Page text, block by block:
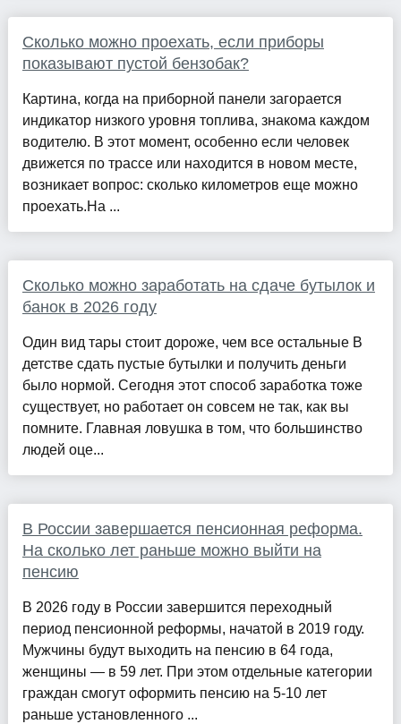
Сколько можно проехать, если приборы
показывают пустой бензобак?
Картина, когда на приборной панели загорается
индикатор низкого уровня топлива, знакома каждом
водителю. В этот момент, особенно если человек
движется по трассе или находится в новом месте,
возникает вопрос: сколько километров еще можно
проехать.На ...
Сколько можно заработать на сдаче бутылок и
банок в 2026 году
Один вид тары стоит дороже, чем все остальные В
детстве сдать пустые бутылки и получить деньги
было нормой. Сегодня этот способ заработка тоже
существует, но работает он совсем не так, как вы
помните. Главная ловушка в том, что большинство
людей оце...
В России завершается пенсионная реформа.
На сколько лет раньше можно выйти на
пенсию
В 2026 году в России завершится переходный
период пенсионной реформы, начатой в 2019 году.
Мужчины будут выходить на пенсию в 64 года,
женщины — в 59 лет. При этом отдельные категории
граждан смогут оформить пенсию на 5-10 лет
раньше установленного ...